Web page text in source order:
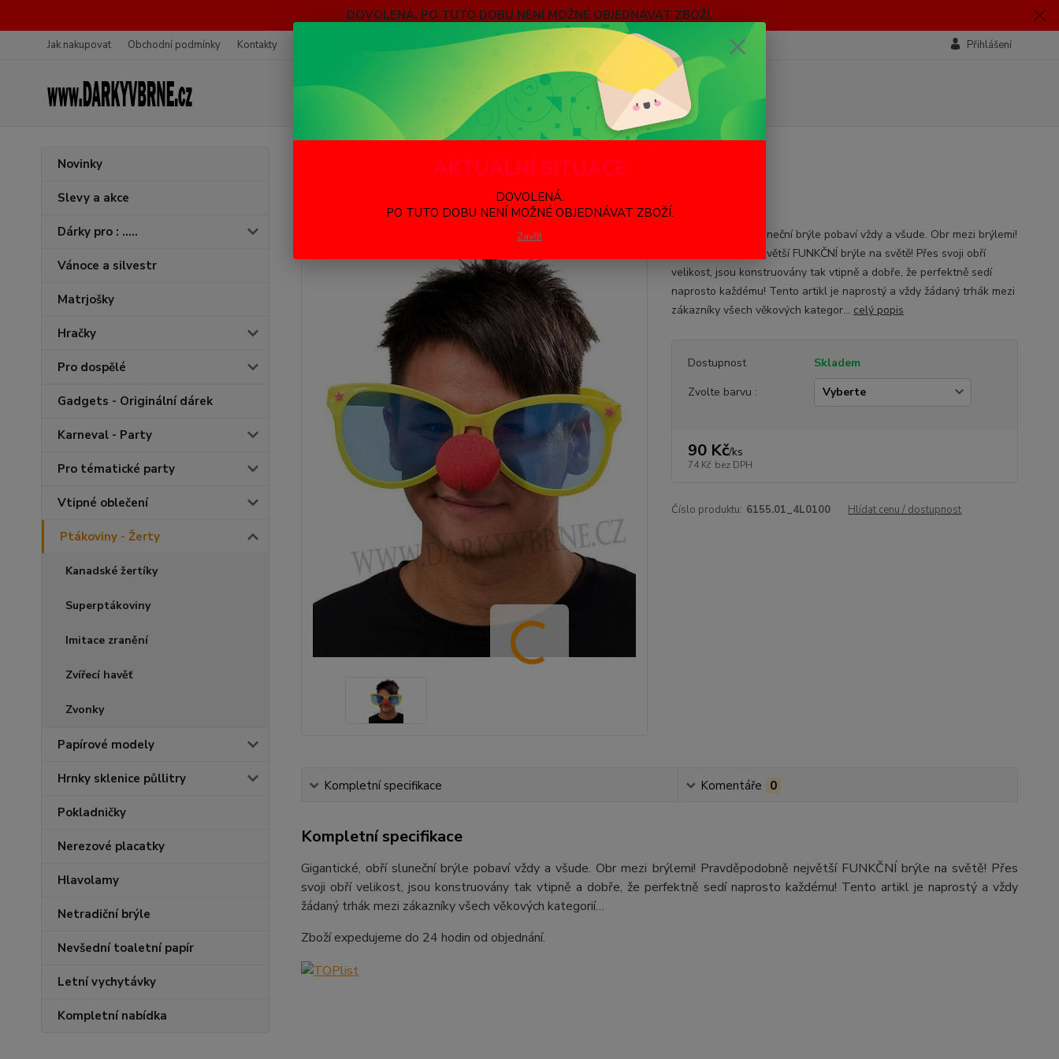
DOVOLENÁ. PO TUTO DOBU NENÍ MOŽNÉ OBJEDNÁVAT ZBOŽÍ.
Jak nakupovat Obchodní podmínky Kontakty Přihlášení
Hledat
Novinky
Slevy a akce
Dárky pro : .....
Vánoce a silvestr
Matrjošky
Hračky
Pro dospělé
Gadgets - Originální dárek
Karneval - Party
Pro tématické party
Vtipné oblečení
Ptákoviny - Žerty
Kanadské žertíky
Superptákoviny
Imitace zranění
Zvířecí havěť
Zvonky
Papírové modely
Hrnky sklenice půllitry
Pokladničky
Nerezové placatky
Hlavolamy
Netradiční brýle
Nevšední toaletní papír
Letní vychytávky
Kompletní nabídka
Gigantické, obří sluneční brýle pobaví vždy a všude. Obr mezi brýlemi!
Pravděpodobně největší FUNKČNÍ brýle na světě! Přes svoji obří
velikost, jsou konstruovány tak vtipně a dobře, že perfektně sedí
naprosto každému! Tento artikl je naprostý a vždy žádaný trhák mezi
zákazníky všech věkových kategor... celý popis
Dostupnost
Skladem
Zvolte barvu :
90 Kč/ks
74 Kč bez DPH
Číslo produktu: 6155.01_4L0100 Hlídat cenu / dostupnost
Kompletní specifikace Komentáře 0
Kompletní specifikace
Gigantické, obří sluneční brýle pobaví vždy a všude. Obr mezi brýlemi! Pravděpodobně největší FUNKČNÍ brýle na světě! Přes
svoji obří velikost, jsou konstruovány tak vtipně a dobře, že perfektně sedí naprosto každému! Tento artikl je naprostý a vždy
žádaný trhák mezi zákazníky všech věkových kategorií…
Zboží expedujeme do 24 hodin od objednání.
AKTUÁLNÍ SITUACE
DOVOLENÁ.
PO TUTO DOBU NENÍ MOŽNÉ OBJEDNÁVAT ZBOŽÍ.
Zavřít